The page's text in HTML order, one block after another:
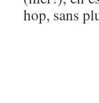
hop, sans